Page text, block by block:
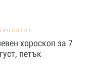
хороскоп за 7
петък